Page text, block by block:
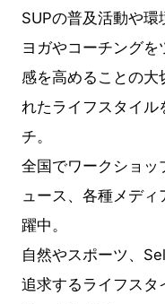
SUPの普及活動や環
ヨガやコーチング
感を高めることの大
れたライフスタイル
チ。
全国でワークショッ
ュース、各種メデ
躍中。
自然やスポーツ、
追求するライフスタ